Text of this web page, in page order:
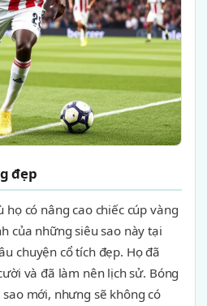
đẹp
họ có nâng cao chiếc cúp vàng
của những siêu sao này tại
chuyện cổ tích đẹp. Họ đã
và đã làm nên lịch sử. Bóng
mới, nhưng sẽ không có